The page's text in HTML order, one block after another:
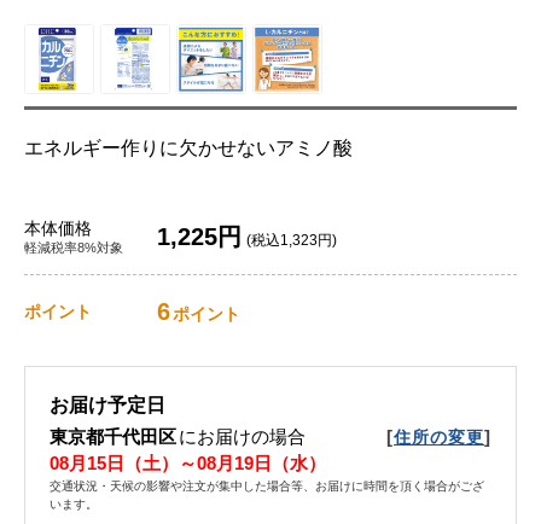
エネルギー作りに欠かせないアミノ酸
本体価格
軽減税率8%対象 1,225円 (税込1,323円)
ポイント 6ポイント
お届け予定日
東京都千代田区にお届けの場合 [住所の変更]
08月15日（土）～08月19日（水）
交通状況・天候の影響や注文が集中した場合等、お届けに時間を頂く場合がござ
います。